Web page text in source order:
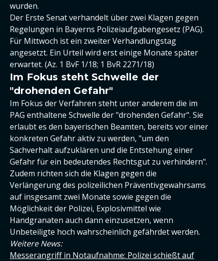
wurden.
Der Erste Senat verhandelt über zwei Klagen gegen
Regelungen in Bayerns Polizeiaufgabengesetz (PAG).
Für Mittwoch ist ein zweiter Verhandlungstag
angesetzt. Ein Urteil wird erst einige Monate später
erwartet. (Az. 1 BvF 1/18; 1 BvR 2271/18)
Im Fokus steht Schwelle der
"drohenden Gefahr"
Im Fokus der Verfahren steht unter anderem die im
PAG enthaltene Schwelle der "drohenden Gefahr". Sie
erlaubt es den bayerischen Beamten, bereits vor einer
konkreten Gefahr aktiv zu werden, "um den
Sachverhalt aufzuklären und die Entstehung einer
Gefahr für ein bedeutendes Rechtsgut zu verhindern".
Zudem richten sich die Klagen gegen die
Verlängerung des polizeilichen Präventivgewahrsams
auf insgesamt zwei Monate sowie gegen die
Möglichkeit der Polizei, Explosivmittel wie
Handgranaten auch dann einzusetzen, wenn
Unbeteiligte hoch wahrscheinlich gefährdet werden.
Weitere News:
Messerangriff in Notaufnahme: Polizei schießt auf